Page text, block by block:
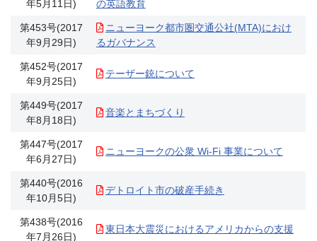
年5月11日)
の英語教育
第453号(2017
年9月29日)
ニューヨーク都市圏交通公社(MTA)におけ
るガバナンス
第452号(2017
年9月25日)
テーザー銃について
第449号(2017
年8月18日)
音楽とまちづくり
第447号(2017
年6月27日)
ニューヨークの公衆 Wi‐Fi 事業について
第440号(2016
年10月5日)
デトロイト市の破産手続き
第438号(2016
年7月26日)
東日本大震災におけるアメリカからの支援